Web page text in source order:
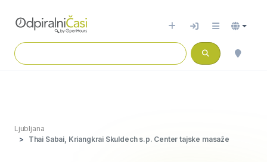
Ljubljana
Thai Sabai, Kriangkrai Skuldech s.p. Center tajske masaže